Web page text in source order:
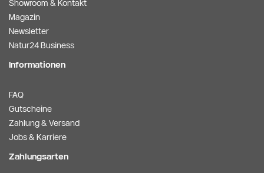
Showroom & Kontakt
Magazin
Newsletter
Natur24 Business
Informationen
FAQ
Gutscheine
Zahlung & Versand
Jobs & Karriere
Zahlungsarten